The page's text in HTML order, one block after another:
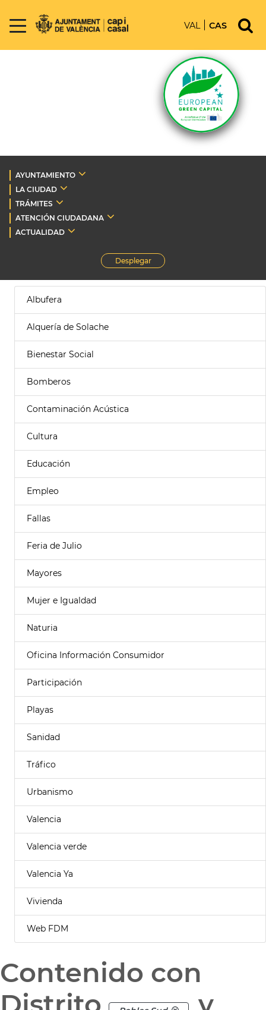
VAL CAS
AYUNTAMIENTO
LA CIUDAD
TRÁMITES
ATENCIÓN CIUDADANA
ACTUALIDAD
Desplegar
Albufera
Alquería de Solache
Bienestar Social
Bomberos
Contaminación Acústica
Cultura
Educación
Empleo
Fallas
Feria de Julio
Mayores
Mujer e Igualdad
Naturia
Oficina Información Consumidor
Participación
Playas
Sanidad
Tráfico
Urbanismo
Valencia
Valencia verde
Valencia Ya
Vivienda
Web FDM
Contenido con